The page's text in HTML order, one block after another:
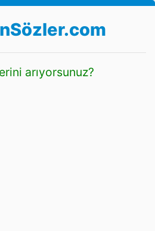
arıyorsunuz?